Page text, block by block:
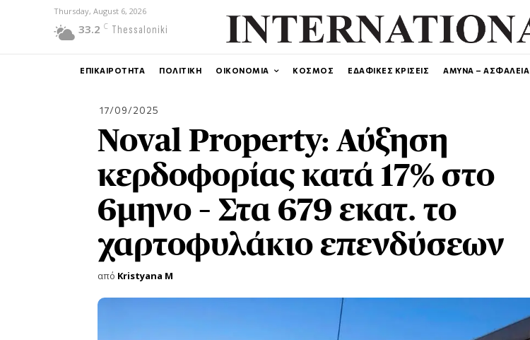
Thursday, August 6, 2026
33.2 C Thessaloniki
ΕΠΙΚΑΙΡΟΤΗΤΑ ΠΟΛΙΤΙΚΗ ΟΙΚΟΝΟΜΙΑ ΚΟΣΜΟΣ ΕΔΑΦΙΚΕΣ ΚΡΙΣΕΙΣ ΑΜΥΝΑ – ΑΣΦΑΛΕΙΑ
17/09/2025
Noval Property: Αύξηση
κερδοφορίας κατά 17% στο
6μηνο – Στα 679 εκατ. το
χαρτοφυλάκιο επενδύσεων
από Kristyana M